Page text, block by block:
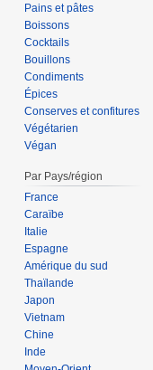
Pains et pâtes
Boissons
Cocktails
Bouillons
Condiments
Épices
Conserves et confitures
Végétarien
Végan
Par Pays/région
France
Caraïbe
Italie
Espagne
Amérique du sud
Thaïlande
Japon
Vietnam
Chine
Inde